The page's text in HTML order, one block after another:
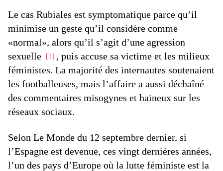
Le cas Rubiales est symptomatique parce qu’il
minimise un geste qu’il considère comme
«normal», alors qu’il s’agit d’une agression
sexuelle
1
, puis accuse sa victime et les milieux
féministes. La majorité des internautes soutenaient
les footballeuses, mais l’affaire a aussi déchaîné
des commentaires misogynes et haineux sur les
réseaux sociaux.
Selon Le Monde du 12 septembre dernier, si
l’Espagne est devenue, ces vingt dernières années,
l’un des pays d’Europe où la lutte féministe est la